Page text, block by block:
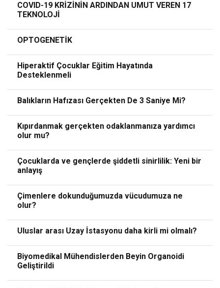
COVID-19 KRİZİNİN ARDINDAN UMUT VEREN 17
TEKNOLOJİ
OPTOGENETİK
Hiperaktif Çocuklar Eğitim Hayatında
Desteklenmeli
Balıkların Hafızası Gerçekten De 3 Saniye Mi?
Kıpırdanmak gerçekten odaklanmanıza yardımcı
olur mu?
Çocuklarda ve gençlerde şiddetli sinirlilik: Yeni bir
anlayış
Çimenlere dokunduğumuzda vücudumuza ne
olur?
Uluslar arası Uzay İstasyonu daha kirli mi olmalı?
Biyomedikal Mühendislerden Beyin Organoidi
Geliştirildi